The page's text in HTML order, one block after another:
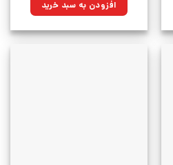
بود.
افزودن به سبد خرید